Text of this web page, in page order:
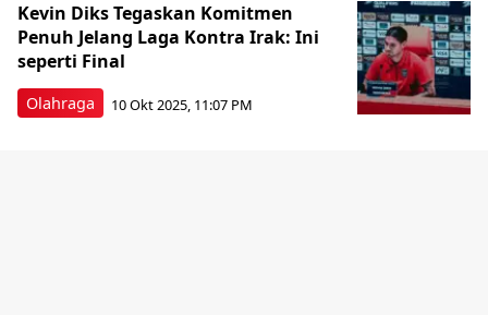
Olahraga
Kevin Diks Tegaskan Komitmen
Penuh Jelang Laga Kontra Irak: Ini
seperti Final
10 Okt 2025, 11:07 PM